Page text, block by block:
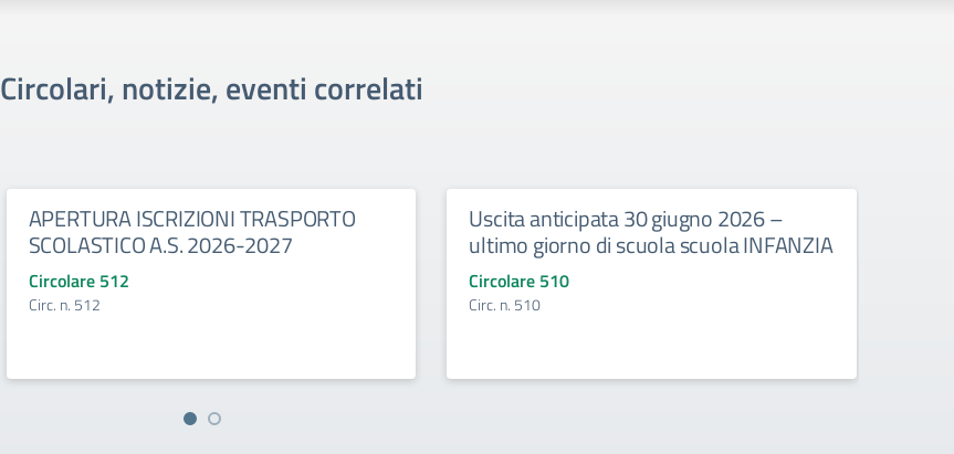
Circolari, notizie, eventi correlati
APERTURA ISCRIZIONI TRASPORTO
SCOLASTICO A.S. 2026-2027
Circolare 512
Circ. n. 512
Uscita anticipata 30 giugno 2026 –
ultimo giorno di scuola scuola INFANZIA
Circolare 510
Circ. n. 510